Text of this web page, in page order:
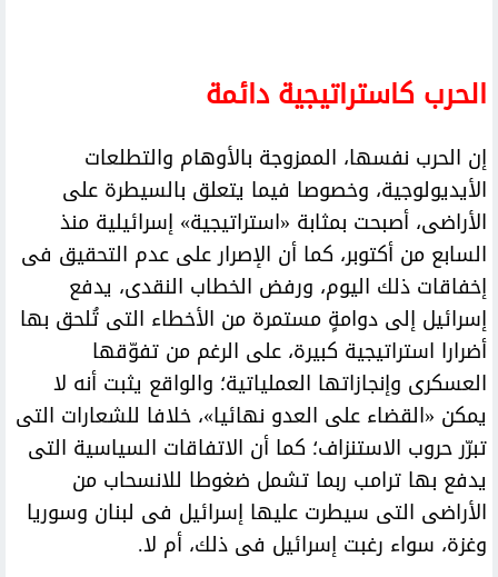
الحرب كاستراتيجية دائمة
إن الحرب نفسها، الممزوجة بالأوهام والتطلعات
الأيديولوجية، وخصوصا فيما يتعلق بالسيطرة على
الأراضى، أصبحت بمثابة «استراتيجية» إسرائيلية منذ
السابع من أكتوبر، كما أن الإصرار على عدم التحقيق فى
إخفاقات ذلك اليوم، ورفض الخطاب النقدى، يدفع
إسرائيل إلى دوامةٍ مستمرة من الأخطاء التى تُلحق بها
أضرارا استراتيجية كبيرة، على الرغم من تفوّقها
العسكرى وإنجازاتها العملياتية؛ والواقع يثبت أنه لا
يمكن «القضاء على العدو نهائيا»، خلافا للشعارات التى
تبرّر حروب الاستنزاف؛ كما أن الاتفاقات السياسية التى
يدفع بها ترامب ربما تشمل ضغوطا للانسحاب من
الأراضى التى سيطرت عليها إسرائيل فى لبنان وسوريا
وغزة، سواء رغبت إسرائيل فى ذلك، أم لا.